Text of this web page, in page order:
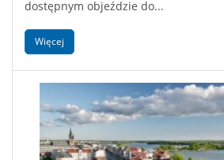
dostępnym objeździe do...
Więcej